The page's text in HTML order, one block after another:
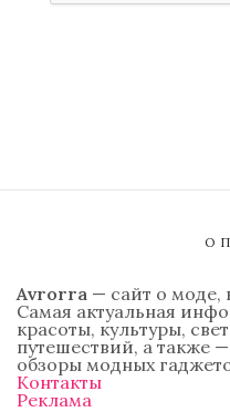
О
Avrorra — сайт о моде,
Самая актуальная
красоты, культуры,
путешествий, а также
обзоры модных
Контакты
Реклама